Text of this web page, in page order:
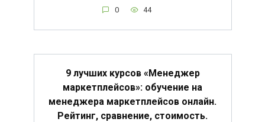
0 44
9 лучших курсов «Менеджер
маркетплейсов»: обучение на
менеджера маркетплейсов онлайн.
Рейтинг, сравнение, стоимость.